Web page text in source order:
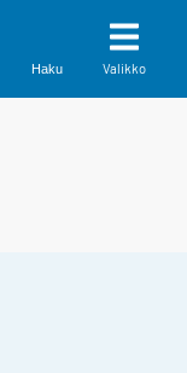
Haku Valikko